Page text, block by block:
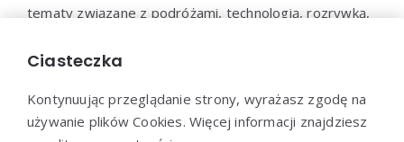
tematy związane z podróżami, technologią, rozrywką,
Jesteśmy przekonani, że każdy znajdzie u nas coś
Ciasteczka
Kontynuując przeglądanie strony, wyrażasz zgodę na
używanie plików Cookies. Więcej informacji znajdziesz